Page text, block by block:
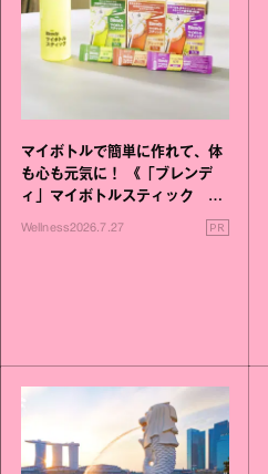
マイボトルで簡単に作れて、体
も心も元気に！ 《「ブレンデ
ィ」マイボトルスティック い
いこと毎日》シリーズが誕生
Wellness2026.7.27 PR